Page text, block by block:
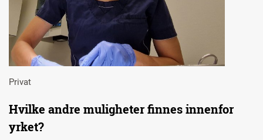
Privat
Hvilke andre muligheter finnes innenfor
yrket?